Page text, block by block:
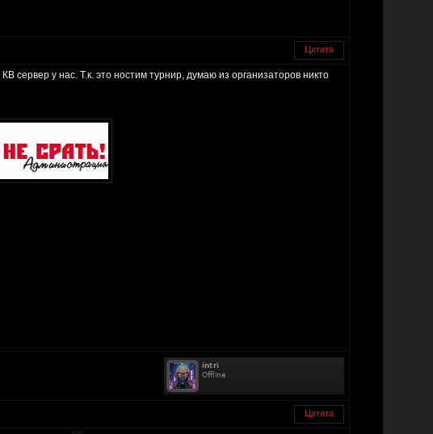
Цитата
сервер у нас. Т.к. это ностим турнир, думаю из организаторов никто
Цитата